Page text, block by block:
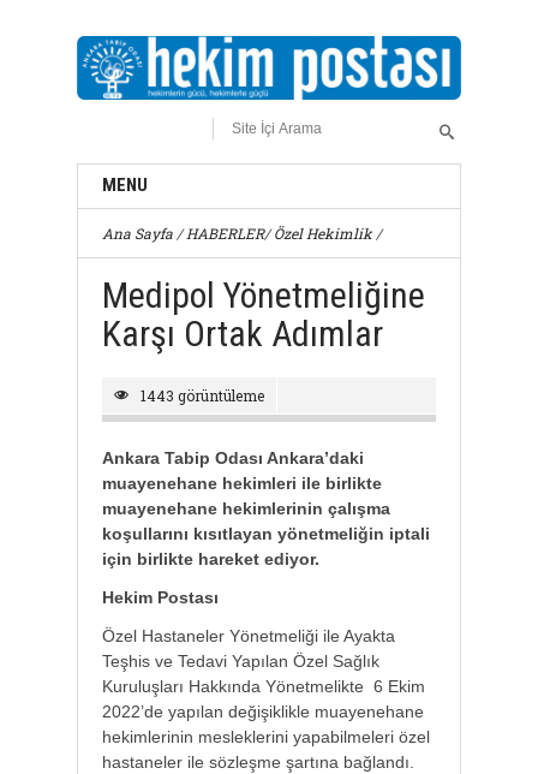
MENU
Ana Sayfa /HABERLER/Özel Hekimlik/
Medipol Yönetmeliğine
Karşı Ortak Adımlar
1443 görüntüleme
Ankara Tabip Odası Ankara’daki
muayenehane hekimleri ile birlikte
muayenehane hekimlerinin çalışma
koşullarını kısıtlayan yönetmeliğin iptali
için birlikte hareket ediyor.
Hekim Postası
Özel Hastaneler Yönetmeliği ile Ayakta
Teşhis ve Tedavi Yapılan Özel Sağlık
Kuruluşları Hakkında Yönetmelikte 6 Ekim
2022’de yapılan değişiklikle muayenehane
hekimlerinin mesleklerini yapabilmeleri özel
hastaneler ile sözleşme şartına bağlandı.